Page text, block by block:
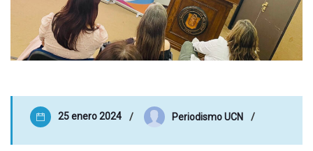
25 enero 2024 Periodismo UCN